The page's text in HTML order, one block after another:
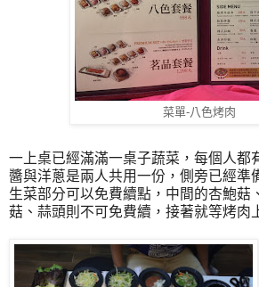
菜單-八色烤肉
一上桌已經滿滿一桌子蔬菜，每個人都
醬與洋蔥是兩人共用一份，側旁已經準
生菜部分可以免費續點，中間的杏鮑菇
菇、蒜頭則不可免費續，接著就等烤肉